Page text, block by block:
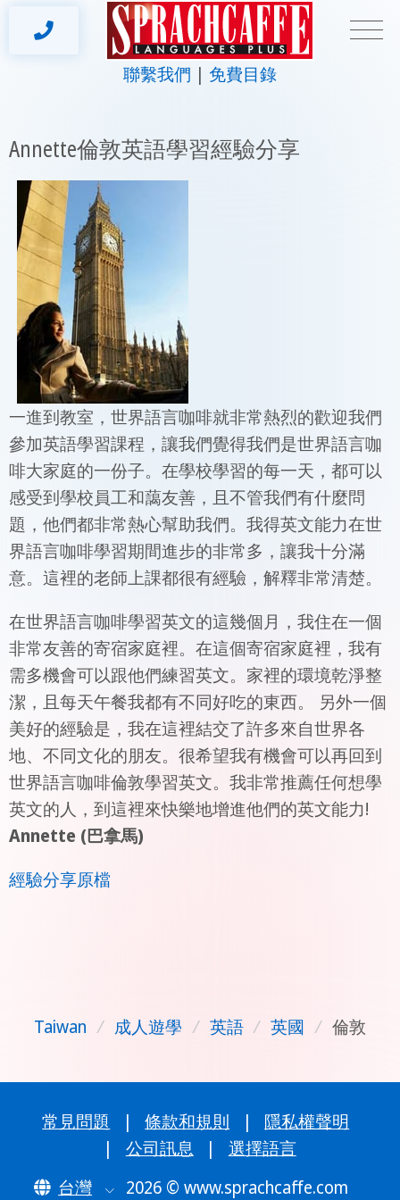
聯繫我們 免費目錄
Annette倫敦英語學習經驗分享
一進到教室，世界語言咖啡就非常熱烈的歡迎我們
參加英語學習課程，讓我們覺得我們是世界語言咖
啡大家庭的一份子。在學校學習的每一天，都可以
感受到學校員工和藹友善，且不管我們有什麼問
題，他們都非常熱心幫助我們。我得英文能力在世
界語言咖啡學習期間進步的非常多，讓我十分滿
意。這裡的老師上課都很有經驗，解釋非常清楚。
在世界語言咖啡學習英文的這幾個月，我住在一個
非常友善的寄宿家庭裡。在這個寄宿家庭裡，我有
需多機會可以跟他們練習英文。家裡的環境乾淨整
潔，且每天午餐我都有不同好吃的東西。 另外一個
美好的經驗是，我在這裡結交了許多來自世界各
地、不同文化的朋友。很希望我有機會可以再回到
世界語言咖啡倫敦學習英文。我非常推薦任何想學
英文的人，到這裡來快樂地增進他們的英文能力!
Annette (巴拿馬)
經驗分享原檔
Taiwan / 成人遊學 / 英語 / 英國 / 倫敦
常見問題 | 條款和規則 |
隱私權聲明
|
公司訊息 |
選擇語言
台灣
2026 © www.sprachcaffe.com